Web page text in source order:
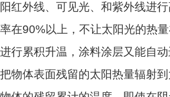
阳红外线、可见光、和紫外线进
率在90%以上，不让太阳光的热
进行累积升温，涂料涂层又能自动
把物体表面残留的太阳热量辐射